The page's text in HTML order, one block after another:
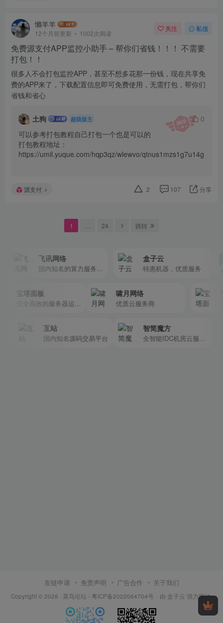
懒羊羊
12个月前更新 1002次阅读
关注 私信
免费源支付APP监控小助手 – 帮你们省钱！！！ 不需要
打包！！
很多人不会打包监控APP，甚至不想多花那一份钱，现在共享免
费的APP来了，下载配置信息即可免费使用，无需打包，帮你们
省钱和省心
土狗 超级版主
0
可以参考打包教程自己打包一个也是可以的
打包教程地址：
https://umil.yuque.com/hqp3qz/wlewvo/qtnus1mzs1g7u14g
源支付 2 107 分享
1 24 跳转
飞讯网络
国内知名的算力服务、互联网安全服务的电信增值业务运营商
盒子云
特惠机器，优质服务
宝塔面板 啸月网络
优质云服务商
互站
国内知名源码交易平台
智简魔方
全智能IDC机房云服务器管理软件
友链申请 免责声明 广告合作 关于我们
Copyright © 2026 · 菜鸟论坛 - 粤ICP备2022064704号 · 由 盒子云 强力驱动.